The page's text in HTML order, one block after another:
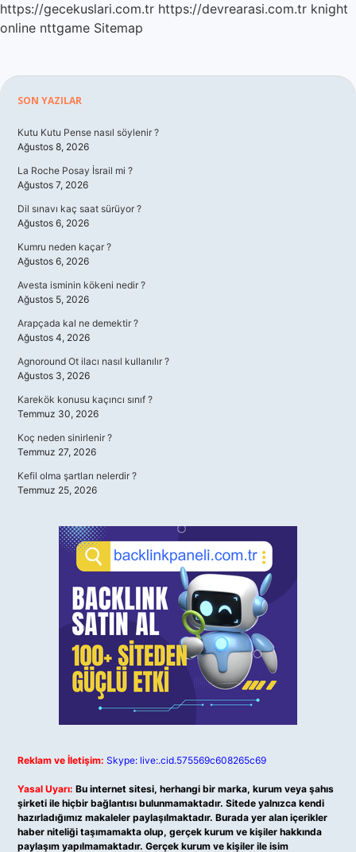
https://gecekuslari.com.tr https://devrearasi.com.tr knight
online nttgame Sitemap
Sidebar
SON YAZILAR
Kutu Kutu Pense nasıl söylenir ?
Ağustos 8, 2026
La Roche Posay İsrail mi ?
Ağustos 7, 2026
Dil sınavı kaç saat sürüyor ?
Ağustos 6, 2026
Kumru neden kaçar ?
Ağustos 6, 2026
Avesta isminin kökeni nedir ?
Ağustos 5, 2026
Arapçada kal ne demektir ?
Ağustos 4, 2026
Agnoround Ot ilacı nasıl kullanılır ?
Ağustos 3, 2026
Karekök konusu kaçıncı sınıf ?
Temmuz 30, 2026
Koç neden sinirlenir ?
Temmuz 27, 2026
Kefil olma şartları nelerdir ?
Temmuz 25, 2026
Reklam ve İletişim: Skype: live:.cid.575569c608265c69
Yasal Uyarı: Bu internet sitesi, herhangi bir marka, kurum veya şahıs
şirketi ile hiçbir bağlantısı bulunmamaktadır. Sitede yalnızca kendi
hazırladığımız makaleler paylaşılmaktadır. Burada yer alan içerikler
haber niteliği taşımamakta olup, gerçek kurum ve kişiler hakkında
paylaşım yapılmamaktadır. Gerçek kurum ve kişiler ile isim